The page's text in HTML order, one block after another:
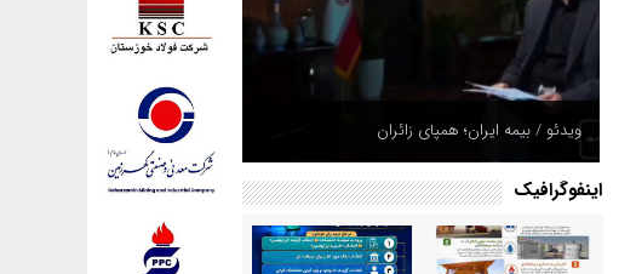
ویدئو / بیمه ایران؛ همپای زائران
اینفوگرافیک